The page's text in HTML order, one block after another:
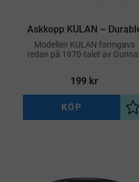
​Askkopp KULAN –
Modellen KULAN formgavs
redan på 1970-talet av
199 kr
KÖP